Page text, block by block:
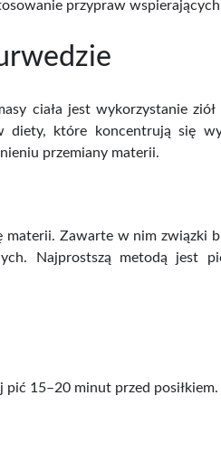
przypraw
ciała jest wykorzystanie
diety, które koncentrują się
przemiany materii.
materii. Zawarte w nim związki
Najprostszą metodą jest
15–20 minut przed posiłkiem.